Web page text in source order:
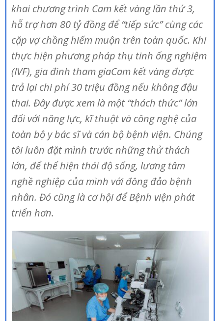
khai chương trình Cam kết vàng lần thứ 3,
hỗ trợ hơn 80 tỷ đồng để “tiếp sức” cùng các
cặp vợ chồng hiếm muộn trên toàn quốc. Khi
thực hiện phương pháp thụ tinh ống nghiệm
(IVF), gia đình tham giaCam kết vàngđược
trả lại chi phí 30 triệu đồng nếu không đậu
thai. Đây được xem là một “thách thức” lớn
đối với năng lực, kĩ thuật và công nghệ của
toàn bộ y bác sĩ và cán bộ bệnh viện. Chúng
tôi luôn đặt mình trước những thử thách
lớn, để thể hiện thái độ sống, lương tâm
nghề nghiệp của mình với đông đảo bệnh
nhân. Đó cũng là cơ hội để Bệnh viện phát
triển hơn.